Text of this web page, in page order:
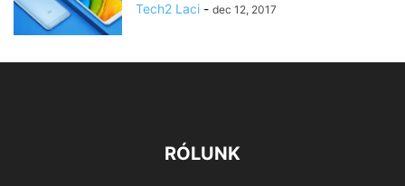
Tech2 Laci - dec 12, 2017
RÓLUNK